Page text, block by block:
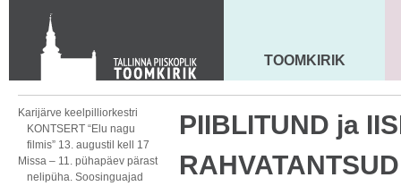
KONTAKT
Toom-Kooli 6, 10130 TALLINN
tallinna.toom@eelk.ee
MAARJA KIRIK
TOOMKIRIK
Karijärve keelpilliorkestri
KONTSERT “Elu nagu
filmis” 13. augustil kell 17
Missa – 11. pühapäev pärast
nelipüha. Soosinguajad
PIIBLITUND ja